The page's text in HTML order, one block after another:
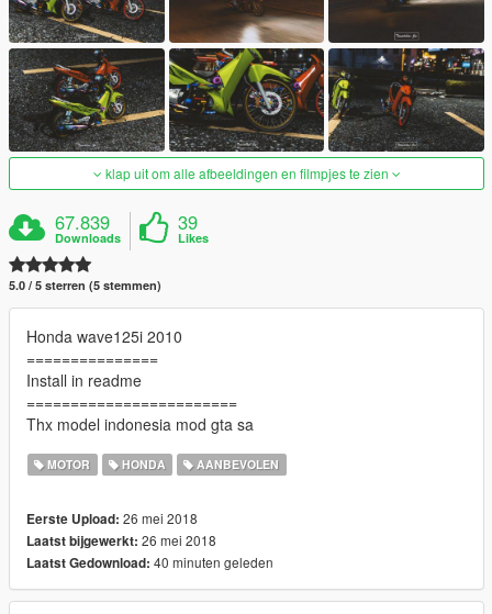
klap uit om alle afbeeldingen en filmpjes te zien
67.839
Downloads
39
Likes
5.0 / 5 sterren (5 stemmen)
Honda wave125i 2010
===============
Install in readme
========================
Thx model indonesia mod gta sa
MOTOR HONDA AANBEVOLEN
Eerste Upload: 26 mei 2018
Laatst bijgewerkt: 26 mei 2018
Laatst Gedownload: 40 minuten geleden